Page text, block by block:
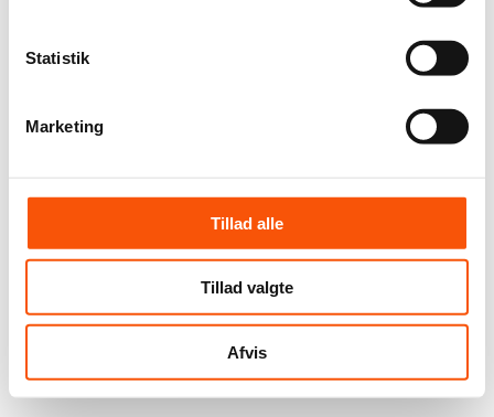
Statistik
Marketing
Tillad alle
Tillad valgte
Afvis